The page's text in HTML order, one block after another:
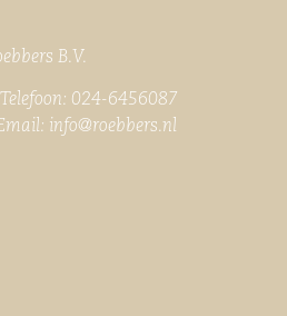
B.V.
024-6456087
info@roebbers.nl